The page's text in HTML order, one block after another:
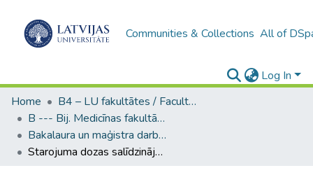
Communities & Collections All of
Log In
Home
B4 – LU fakultātes / Faculties of the UL
B --- Bij. Medicīnas fakultātes studentu noslēguma darbi / Faculty of Medicine - Graduate works
Bakalaura un maģistra darbi (MF) / Bachelor's and Master's theses
Starojuma dozas salīdzinājums mobilajā un digitālajā plaušu rentgenogrāfijā